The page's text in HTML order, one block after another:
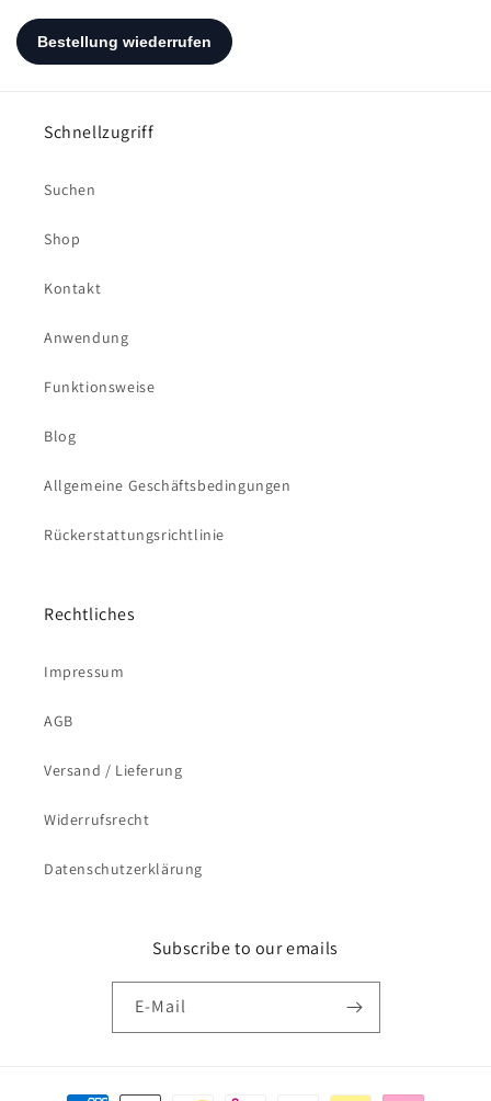
Schnellzugriff
Suchen
Shop
Kontakt
Anwendung
Funktionsweise
Blog
Allgemeine Geschäftsbedingungen
Rückerstattungsrichtlinie
Rechtliches
Impressum
AGB
Versand / Lieferung
Widerrufsrecht
Datenschutzerklärung
Subscribe to our emails
E-Mail